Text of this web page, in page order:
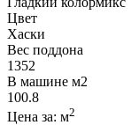
Цвет
Хаски
Вес поддона
1352
В машине м2
100.8
Цена за: м2